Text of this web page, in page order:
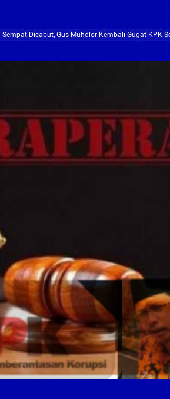
Terima aduan warga, Komisi A cari solusi
Demi Jajaran Direksi Delta Tirta Yang Profesional
Sempat Dicabut, Gus Muhdlor Kembali Gugat KPK